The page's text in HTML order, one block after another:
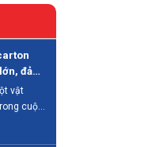
đảm
vật
cuộc
quan